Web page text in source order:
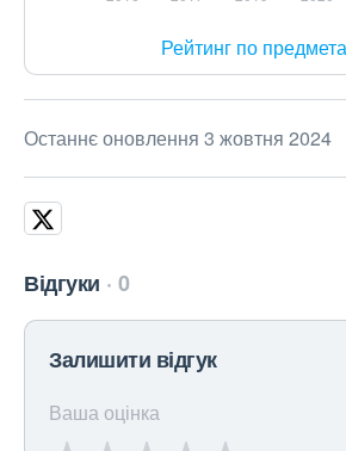
Рейтинг по
Останнє оновлення 3 жовтня 2024
Відгуки 0
Залишити відгук
Ваша оцінка